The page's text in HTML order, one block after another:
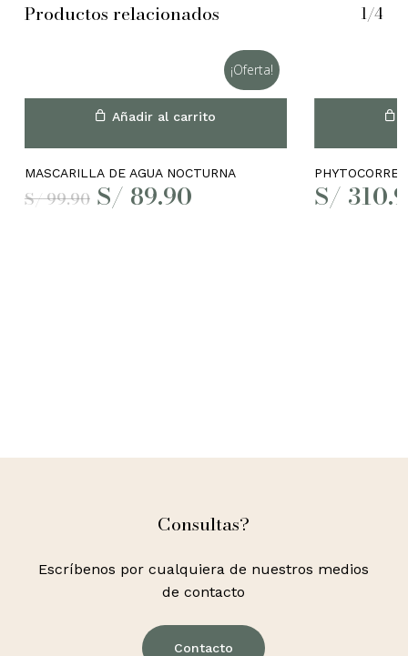
Productos relacionados 1/4
¡Oferta!
Añadir al carrito
MASCARILLA DE AGUA NOCTURNA
S/99.90 El
precio
S/ 89.90El
precio S/
Consultas?
Escríbenos por cualquiera de nuestros medios
de contacto
Contacto